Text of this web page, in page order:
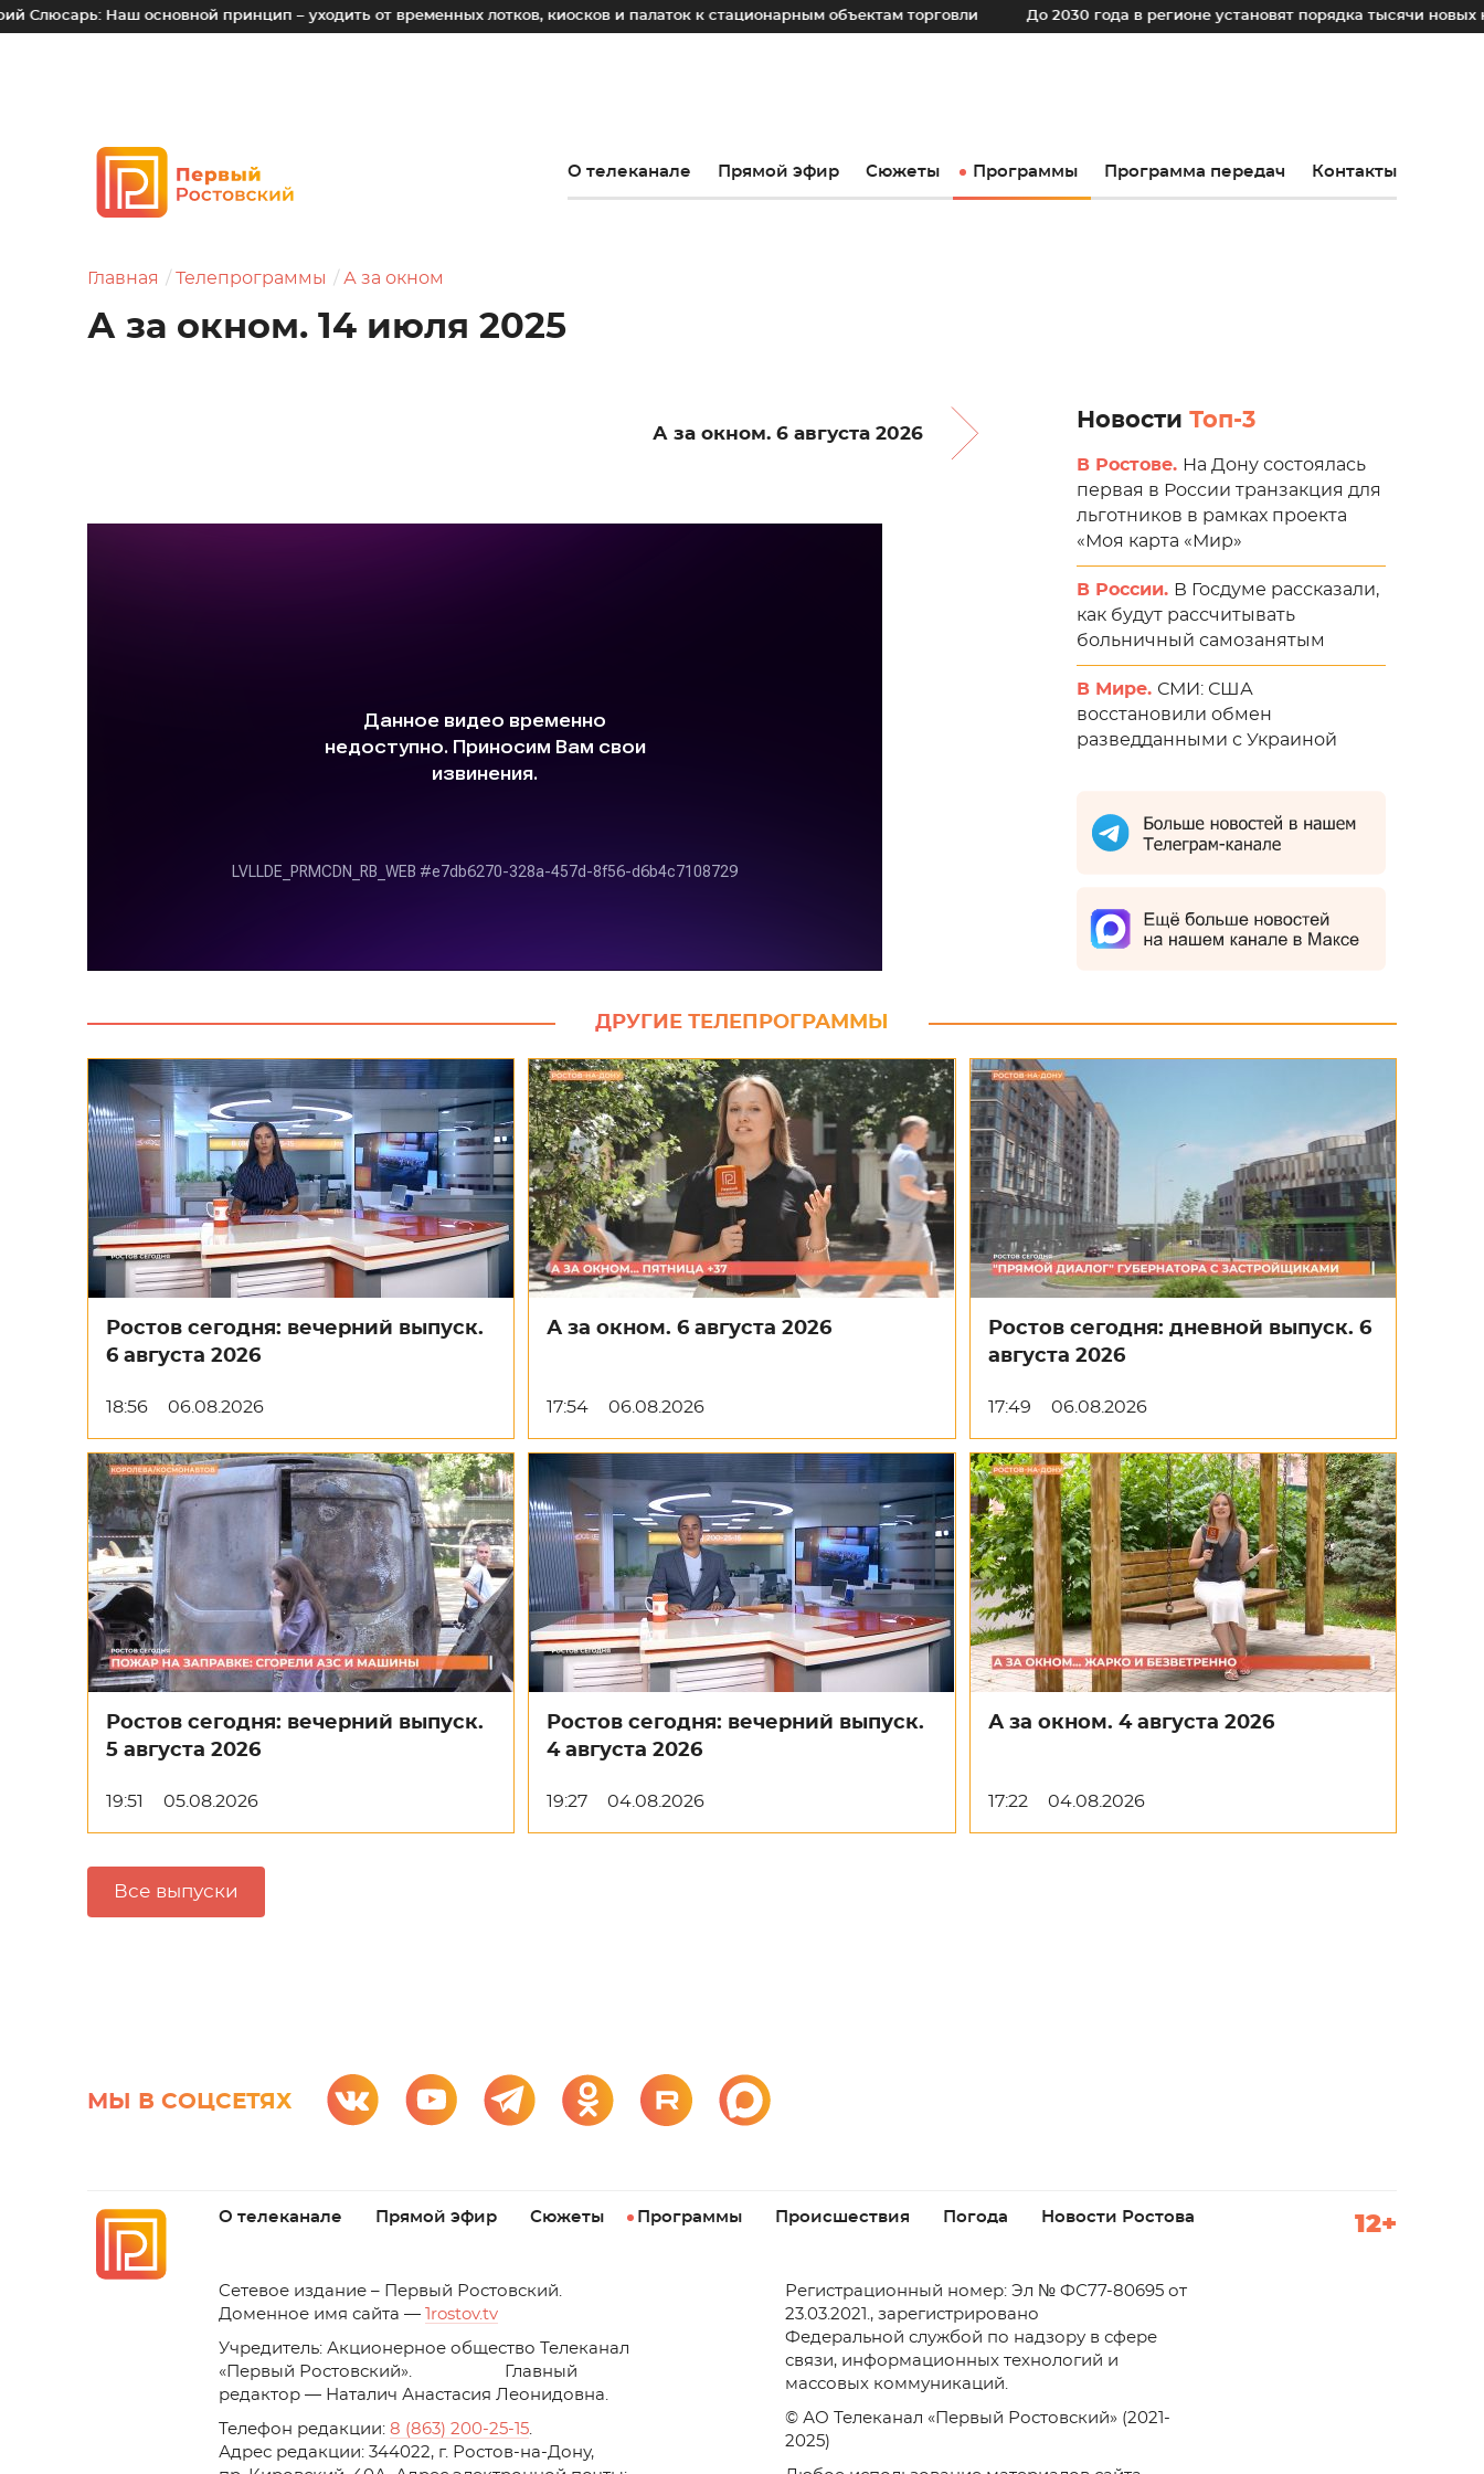
Наш основной принцип – уходить от временных лотков, киосков и палаток к стационарным объектам торговли До 2030 года в регионе установят порядка тысячи новых камер
О телеканале Прямой эфир Сюжеты Программы Программа передач Контакты
Главная Телепрограммы А за окном
А за окном. 14 июля 2025
А за окном. 6 августа 2026
Новости Топ-3
В Ростове. На Дону состоялась
первая в России транзакция для
льготников в рамках проекта
«Моя карта «Мир»
В России. В Госдуме рассказали,
как будут рассчитывать
больничный самозанятым
В Мире. СМИ: США
восстановили обмен
разведданными с Украиной
ДРУГИЕ ТЕЛЕПРОГРАММЫ
Ростов сегодня: вечерний выпуск.
6 августа 2026
18:56 06.08.2026
А за окном. 6 августа 2026
17:54 06.08.2026
Ростов сегодня: дневной выпуск. 6
августа 2026
17:49 06.08.2026
Ростов сегодня: вечерний выпуск.
5 августа 2026
19:51 05.08.2026
Ростов сегодня: вечерний выпуск.
4 августа 2026
19:27 04.08.2026
А за окном. 4 августа 2026
17:22 04.08.2026
Все выпуски
МЫ В СОЦСЕТЯХ
О телеканале Прямой эфир Сюжеты Программы Происшествия Погода Новости Ростова 12+
Cетевое издание – Первый Ростовский.
Доменное имя сайта —
1rostov.tv
Учредитель: Акционерное общество Телеканал
«Первый Ростовский». Главный
редактор — Наталич Анастасия Леонидовна.
Телефон редакции: 8 (863) 200-25-15.
Адрес редакции: 344022, г. Ростов-на-Дону,
Регистрационный номер: Эл № ФС77-80695 от
23.03.2021., зарегистрировано
Федеральной службой по надзору в сфере
связи, информационных технологий и
массовых коммуникаций.
© АО Телеканал «Первый Ростовский» (2021-
2025)